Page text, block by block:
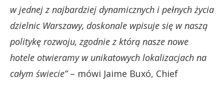
w jednej z najbardziej dynamicznych i pełnych życia
dzielnic Warszawy, doskonale wpisuje się w naszą
politykę rozwoju, zgodnie z którą nasze nowe
hotele otwieramy w unikatowych lokalizacjach na
całym świecie”– mówi Jaime Buxó, Chief